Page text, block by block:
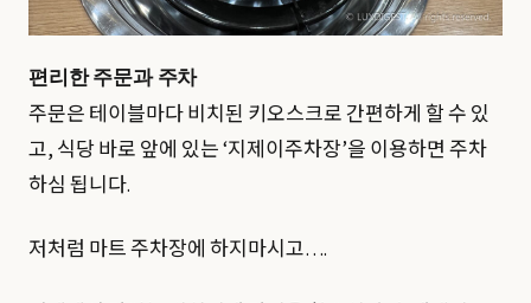
편리한 주문과 주차
주문은 테이블마다 비치된 키오스크로 간편하게 할 수 있
고, 식당 바로 앞에 있는 ‘지제이주차장’을 이용하면 주차
하심 됩니다.
저처럼 마트 주차장에 하지마시고….